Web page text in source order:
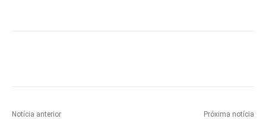
Notícia anterior Próxima notícia